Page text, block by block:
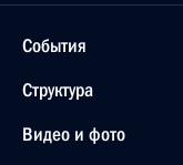
События
Структура
Видео и фото